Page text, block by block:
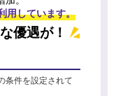
用しています。
優遇が！
条件を設定されて